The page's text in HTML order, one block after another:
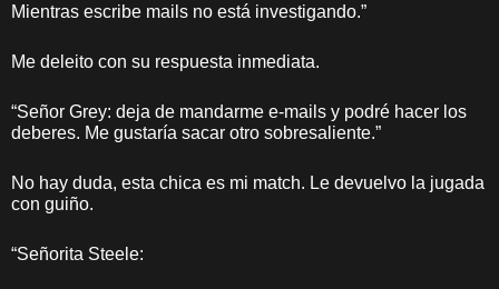
Mientras escribe mails no está investigando.”
Me deleito con su respuesta inmediata.
“Señor Grey: deja de mandarme e-mails y podré hacer los
deberes. Me gustaría sacar otro sobresaliente.”
No hay duda, esta chica es mi match. Le devuelvo la jugada
con guiño.
“Señorita Steele: